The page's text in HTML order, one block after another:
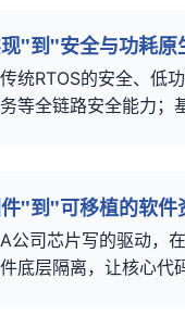
"到"安全与功耗原
统RTOS的安全、低
等全链路安全能力；
"到"可移植的软件
公司芯片写的驱动，
底层隔离，让核心代